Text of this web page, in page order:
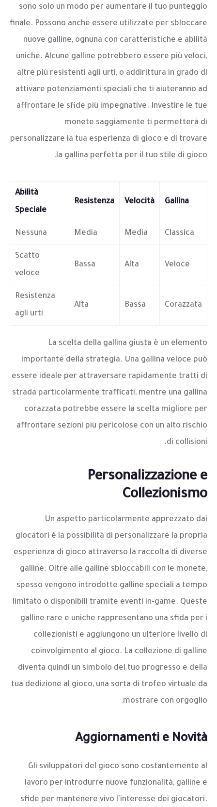
sono solo un modo per aumentare il tuo punteggio
finale. Possono anche essere utilizzate per sbloccare
nuove galline, ognuna con caratteristiche e abilità
uniche. Alcune galline potrebbero essere più veloci,
altre più resistenti agli urti, o addirittura in grado di
attivare potenziamenti speciali che ti aiuteranno ad
affrontare le sfide più impegnative. Investire le tue
monete saggiamente ti permetterà di
personalizzare la tua esperienza di gioco e di trovare
la gallina perfetta per il tuo stile di gioco.
Gallina
Velocità
Resistenza
Abilità
Speciale
Classica
Media
Media
Nessuna
Veloce
Alta
Bassa
Scatto
veloce
Corazzata
Bassa
Alta
Resistenza
agli urti
La scelta della gallina giusta è un elemento
importante della strategia. Una gallina veloce può
essere ideale per attraversare rapidamente tratti di
strada particolarmente trafficati, mentre una gallina
corazzata potrebbe essere la scelta migliore per
affrontare sezioni più pericolose con un alto rischio
di collisioni.
Personalizzazione e
Collezionismo
Un aspetto particolarmente apprezzato dai
giocatori è la possibilità di personalizzare la propria
esperienza di gioco attraverso la raccolta di diverse
galline. Oltre alle galline sbloccabili con le monete,
spesso vengono introdotte galline speciali a tempo
limitato o disponibili tramite eventi in-game. Queste
galline rare e uniche rappresentano una sfida per i
collezionisti e aggiungono un ulteriore livello di
coinvolgimento al gioco. La collezione di galline
diventa quindi un simbolo del tuo progresso e della
tua dedizione al gioco, una sorta di trofeo virtuale da
mostrare con orgoglio.
Aggiornamenti e Novità
Gli sviluppatori del gioco sono costantemente al
lavoro per introdurre nuove funzionalità, galline e
sfide per mantenere vivo l'interesse dei giocatori.